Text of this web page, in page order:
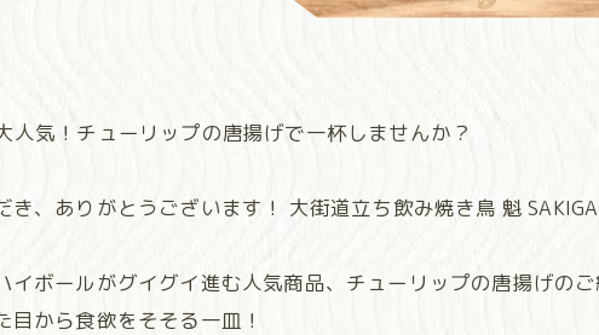
人気！チューリップの唐揚げで一杯しませんか？
き、ありがとうございます！ 大街道立ち飲み焼き鳥 魁
イボールがグイグイ進む人気商品、チューリップの唐揚げの
目から食欲をそそる一皿！